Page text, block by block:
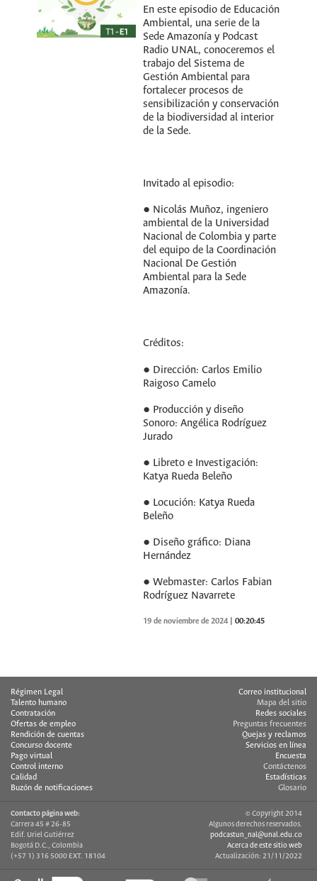
En este episodio de Educación
Ambiental, una serie de la
Sede Amazonía y Podcast
Radio UNAL, conoceremos el
trabajo del Sistema de
Gestión Ambiental para
fortalecer procesos de
sensibilización y conservación
de la biodiversidad al interior
de la Sede.
Invitado al episodio:
● Nicolás Muñoz, ingeniero
ambiental de la Universidad
Nacional de Colombia y parte
del equipo de la Coordinación
Nacional De Gestión
Ambiental para la Sede
Amazonía.
Créditos:
● Dirección: Carlos Emilio
Raigoso Camelo
● Producción y diseño
Sonoro: Angélica Rodríguez
Jurado
● Libreto e Investigación:
Katya Rueda Beleño
● Locución: Katya Rueda
Beleño
● Diseño gráfico: Diana
Hernández
● Webmaster: Carlos Fabian
Rodríguez Navarrete
19 de noviembre de 2024 |00:20:45
Régimen Legal
Talento humano
Contratación
Ofertas de empleo
Rendición de cuentas
Concurso docente
Pago virtual
Control interno
Calidad
Buzón de notificaciones
Correo institucional
Mapa del sitio
Redes sociales
Preguntas frecuentes
Quejas y reclamos
Servicios en línea
Encuesta
Contáctenos
Estadísticas
Glosario
Contacto página web:
Carrera 45 # 26-85
Edif. Uriel Gutiérrez
Bogotá D.C., Colombia
(+57 1) 316 5000 EXT. 18104
© Copyright 2014
Algunos derechos reservados.
podcastun_nal@unal.edu.co
Acerca de este sitio web
Actualización: 21/11/2022